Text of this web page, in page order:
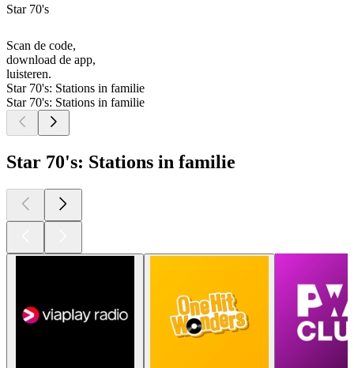
Star 70's
Scan de code,
download de app,
luisteren.
Star 70's: Stations in familie
Star 70's: Stations in familie
Star 70's: Stations in familie